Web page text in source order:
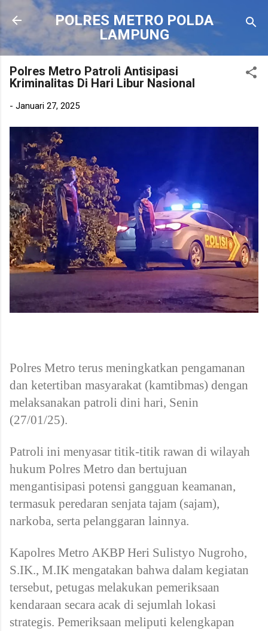
Langsung ke konten utama
POLRES METRO POLDA
LAMPUNG
Polres Metro Patroli Antisipasi
Kriminalitas Di Hari Libur Nasional
- Januari 27, 2025
Polres Metro terus meningkatkan pengamanan
dan ketertiban masyarakat (kamtibmas) dengan
melaksanakan patroli dini hari, Senin
(27/01/25).
Patroli ini menyasar titik-titik rawan di wilayah
hukum Polres Metro dan bertujuan
mengantisipasi potensi gangguan keamanan,
termasuk peredaran senjata tajam (sajam),
narkoba, serta pelanggaran lainnya.
Kapolres Metro AKBP Heri Sulistyo Nugroho,
S.IK., M.IK mengatakan bahwa dalam kegiatan
tersebut, petugas melakukan pemeriksaan
kendaraan secara acak di sejumlah lokasi
strategis. Pemeriksaan meliputi kelengkapan